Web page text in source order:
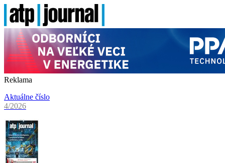
Reklama
Aktuálne číslo
4/2026